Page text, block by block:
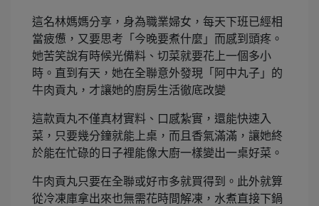
這名林媽媽分享，身為職業婦女，每天下班已經相
當疲憊，又要思考「今晚要煮什麼」而感到頭疼。
她苦笑說有時候光備料、切菜就要花上一個多小
時。直到有天，她在全聯意外發現「阿中丸子」的
牛肉貢丸，才讓她的廚房生活徹底改變
這款貢丸不僅真材實料、口感紮實，還能快速入
菜，只要幾分鐘就能上桌，而且香氣滿滿，讓她終
於能在忙碌的日子裡能像大廚一樣變出一桌好菜。
牛肉貢丸只要在全聯或好市多就買得到。此外就算
從冷凍庫拿出來也無需花時間解凍，水煮直接下鍋